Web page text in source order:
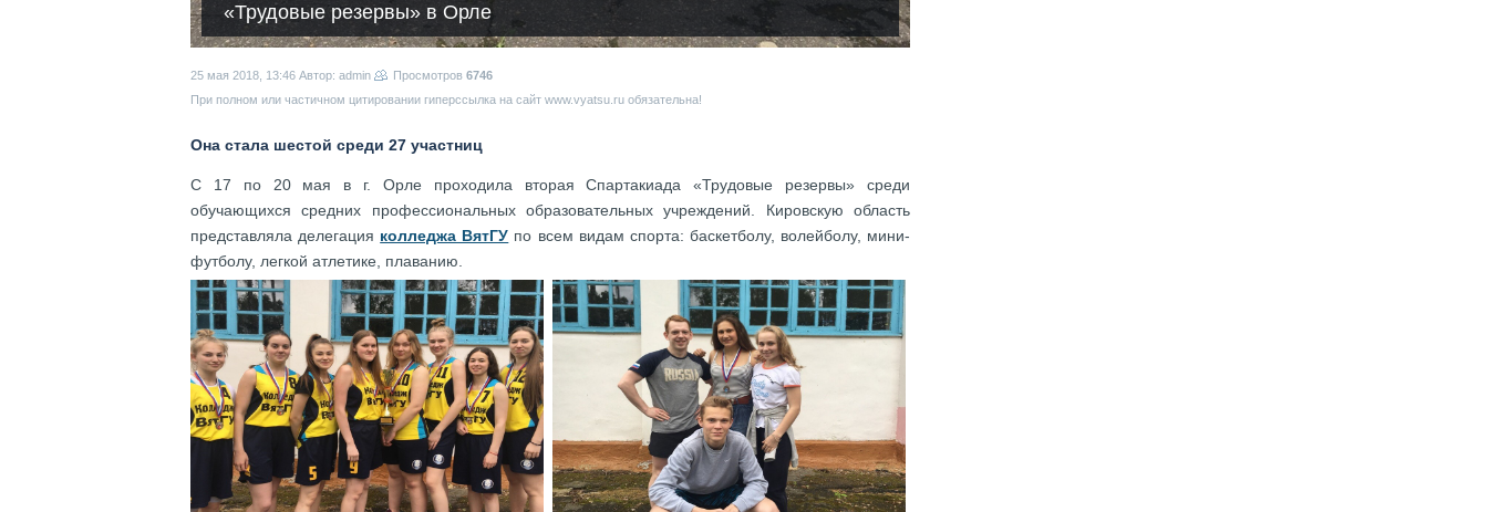
«Трудовые резервы» в Орле
25 мая 2018, 13:46 Автор: admin Просмотров 6746
При полном или частичном цитировании гиперссылка на сайт www.vyatsu.ru обязательна!
Она стала шестой среди 27 участниц
С 17 по 20 мая в г. Орле проходила вторая Спартакиада «Трудовые резервы» среди
обучающихся средних профессиональных образовательных учреждений. Кировскую область
представляла делегация колледжа ВятГУ по всем видам спорта: баскетболу, волейболу, мини-
футболу, легкой атлетике, плаванию.